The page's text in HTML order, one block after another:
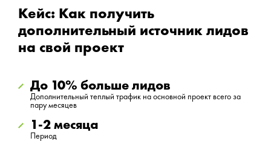
Кейс: Как получить
дополнительный источник лидов
на свой проект
До 10% больше лидов
Дополнительный теплый трафик на основной проект всего за
пару месяцев
1-2 месяца
Период